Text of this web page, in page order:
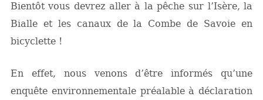
Bientôt vous devrez aller à la pêche sur l’Isère, la
Bialle et les canaux de la Combe de Savoie en
bicyclette !
En effet, nous venons d’être informés qu’une
enquête environnementale préalable à déclaration